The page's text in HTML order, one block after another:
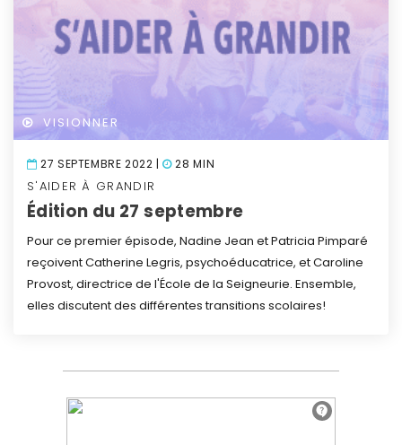
VISIONNER
27 SEPTEMBRE 2022 | 28 MIN
S'AIDER À GRANDIR
Édition du 27 septembre
Pour ce premier épisode, Nadine Jean et Patricia Pimparé
reçoivent Catherine Legris, psychoéducatrice, et Caroline
Provost, directrice de l'École de la Seigneurie. Ensemble,
elles discutent des différentes transitions scolaires!